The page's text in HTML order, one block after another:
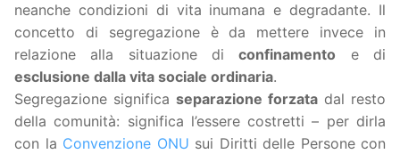
neanche condizioni di vita inumana e degradante. Il
concetto di segregazione è da mettere invece in
relazione alla situazione diconfinamento e di
esclusione dalla vita sociale ordinaria.
Segregazione significa separazione forzata dal resto
della comunità: significa l’essere costretti – per dirla
con la Convenzione ONU sui Diritti delle Persone con